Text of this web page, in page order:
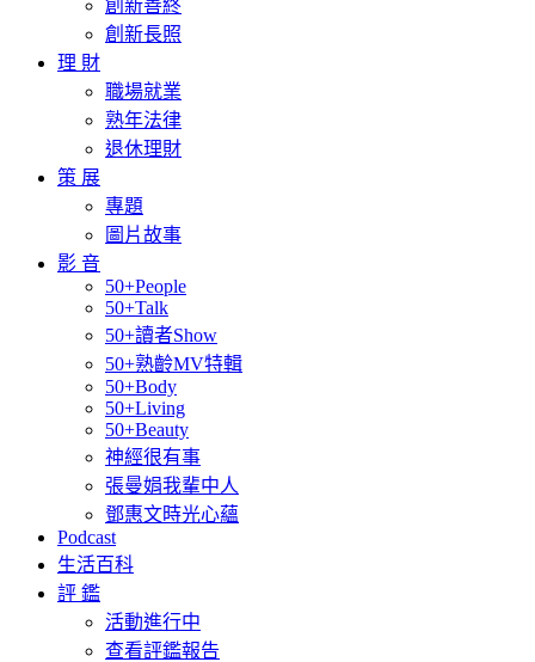
創新善終
創新長照
理 財
職場就業
熟年法律
退休理財
策 展
專題
圖片故事
影 音
50+People
50+Talk
50+讀者Show
50+熟齡MV特輯
50+Body
50+Living
50+Beauty
神經很有事
張曼娟我輩中人
鄧惠文時光心蘊
Podcast
生活百科
評 鑑
活動進行中
查看評鑑報告